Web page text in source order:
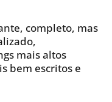
completo, mas
mais altos
bem escritos e